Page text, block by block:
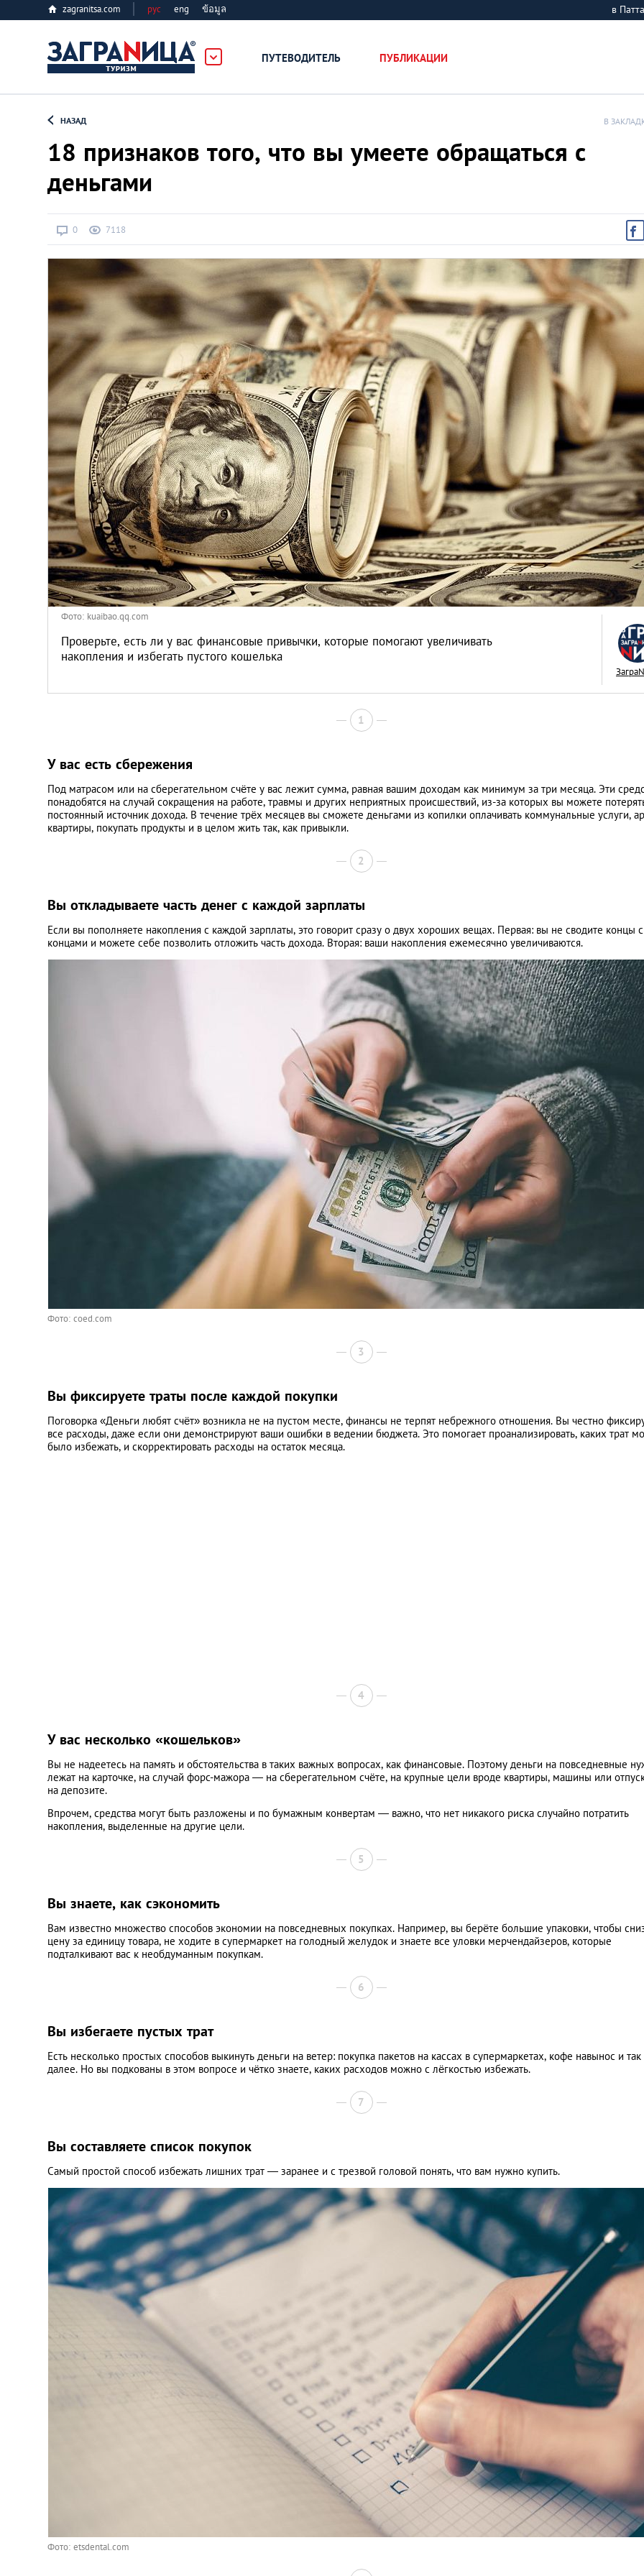
zagranitsa.com рус eng ข้อมูล в
ПУТЕВОДИТЕЛЬ ПУБЛИКАЦИИ
Алматы
Афины
Киев
Лондон
Лос-Анджелес
Москва
Париж
Паттайя
Пхукет
Санкт-Петербург
НАЗАД В
18 признаков того, что вы умеете обращаться с
деньгами
0 7118
Фото: kuaibao.qq.com
Проверьте, есть ли у вас финансовые привычки, которые помогают увеличивать
накопления и избегать пустого кошелька
1
У вас есть сбережения
Под матрасом или на сберегательном счёте у вас лежит сумма, равная вашим доходам как минимум за три месяца. Эти
понадобятся на случай сокращения на работе, травмы и других неприятных происшествий, из-за которых вы можете
постоянный источник дохода. В течение трёх месяцев вы сможете деньгами из копилки оплачивать коммунальные услуги,
квартиры, покупать продукты и в целом жить так, как привыкли.
2
Вы откладываете часть денег с каждой зарплаты
Если вы пополняете накопления с каждой зарплаты, это говорит сразу о двух хороших вещах. Первая: вы не сводите концы с
концами и можете себе позволить отложить часть дохода. Вторая: ваши накопления ежемесячно увеличиваются.
Фото: coed.com
3
Вы фиксируете траты после каждой покупки
Поговорка «Деньги любят счёт» возникла не на пустом месте, финансы не терпят небрежного отношения. Вы честно
все расходы, даже если они демонстрируют ваши ошибки в ведении бюджета. Это помогает проанализировать, каких трат
было избежать, и скорректировать расходы на остаток месяца.
4
У вас несколько «кошельков»
Вы не надеетесь на память и обстоятельства в таких важных вопросах, как финансовые. Поэтому деньги на повседневные
лежат на карточке, на случай форс-мажора — на сберегательном счёте, на крупные цели вроде квартиры, машины или
на депозите.
Впрочем, средства могут быть разложены и по бумажным конвертам — важно, что нет никакого риска случайно потратить
накопления, выделенные на другие цели.
5
Вы знаете, как сэкономить
Вам известно множество способов экономии на повседневных покупках. Например, вы берёте большие упаковки, чтобы
цену за единицу товара, не ходите в супермаркет на голодный желудок и знаете все уловки мерчендайзеров, которые
подталкивают вас к необдуманным покупкам.
6
Вы избегаете пустых трат
Есть несколько простых способов выкинуть деньги на ветер: покупка пакетов на кассах в супермаркетах, кофе навынос и так
далее. Но вы подкованы в этом вопросе и чётко знаете, каких расходов можно с лёгкостью избежать.
7
Вы составляете список покупок
Самый простой способ избежать лишних трат — заранее и с трезвой головой понять, что вам нужно купить.
Фото: etsdental.com